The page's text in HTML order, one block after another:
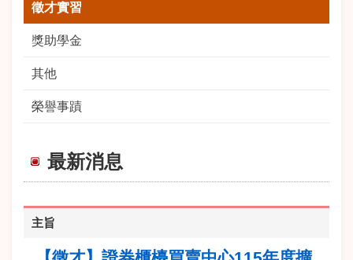
徵才實習
獎助學金
其他
榮譽事蹟
最新消息
主旨